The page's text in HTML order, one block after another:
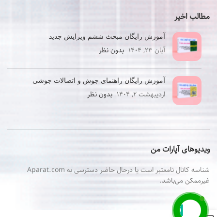
مطالب اخیر
آموزش رایگان مبحث ششم ویرایش جدید
آبان ۲۳, ۱۴۰۴ بدون نظر
آموزش رایگان راهنمای جوش و اتصالات جوشی
اردیبهشت ۲, ۱۴۰۴ بدون نظر
ویدیوهای آپارات من
شناسه کانال نامعتبر است یا درحال حاضر دسترسی به Aparat.com
غیرممکن می‌باشد.